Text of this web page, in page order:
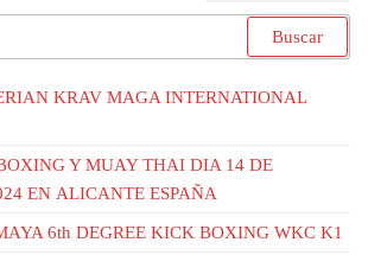
KRAV MAGA INTERNATIONAL
Y MUAY THAI DIA 14 DE
EN ALICANTE ESPAÑA
6th DEGREE KICK BOXING WKC K1